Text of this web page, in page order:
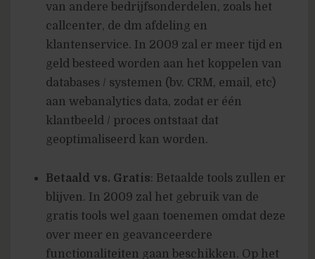
van andere bedrijfsonderdelen, zoals het
callcenter, de dm afdeling en
klantenservice. In 2009 zal er meer tijd en
geld besteed worden aan het koppelen van
databases / systemen (bv. CRM, email, etc)
aan webanalytics data, zodat er één
klantbeeld / proces ontstaat dat
geoptimaliseerd kan worden.
Betaald vs. Gratis: Betaalde tools zullen er
blijven. In 2009 zal het gebruik van de
gratis tools wel gaan toenemen omdat deze
over meer en geavanceerdere
functionaliteiten gaan beschikken. Op het